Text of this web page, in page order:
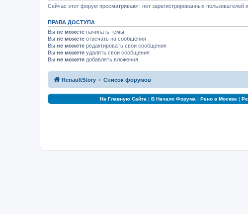
Сейчас этот форум просматривают: нет зарегистрированных пользователей
ПРАВА ДОСТУПА
Вы не можете начинать темы
Вы не можете отвечать на сообщения
Вы не можете редактировать свои сообщения
Вы не можете удалять свои сообщения
Вы не можете добавлять вложения
RenaultStory Список форумов
На Главную Сайта | В Начало Форума | Рено в Москве|